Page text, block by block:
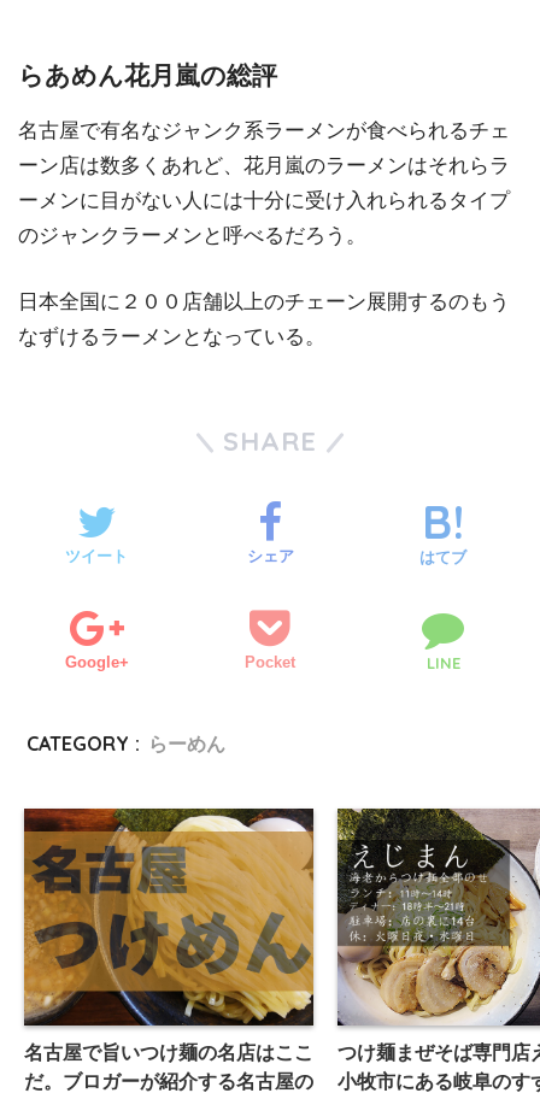
らあめん花月嵐の総評
名古屋で有名なジャンク系ラーメンが食べられるチェ
ーン店は数多くあれど、花月嵐のラーメンはそれらラ
ーメンに目がない人には十分に受け入れられるタイプ
のジャンクラーメンと呼べるだろう。
日本全国に２００店舗以上のチェーン展開するのもう
なずけるラーメンとなっている。
SHARE
ツイート シェア はてブ
Google+ Pocket LINE
CATEGORY : らーめん
名古屋で旨いつけ麺の名店はここ
だ。ブロガーが紹介する名古屋の
つけ麺まぜそば専門店
小牧市にある岐阜のす